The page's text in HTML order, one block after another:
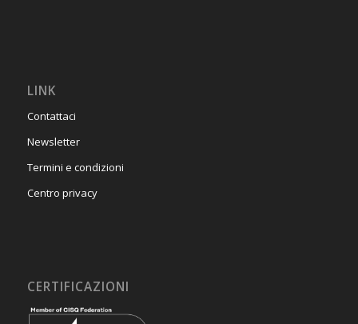
LINK
Contattaci
Newsletter
Termini e condizioni
Centro privacy
CERTIFICAZIONI